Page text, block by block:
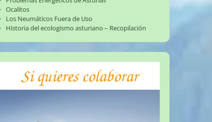
Ocalitos
Los Neumáticos Fuera de Uso
Historia del ecologismo asturiano – Recopilación